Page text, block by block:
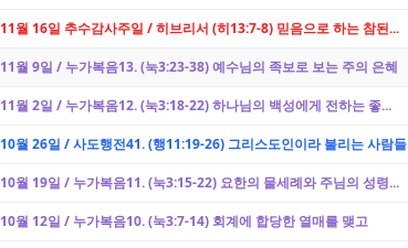
11월 16일 추수감사주일 / 히브리서 (히13:7-8) 믿음으로 하는 참된...
11월 9일 / 누가복음13. (눅3:23-38) 예수님의 족보로 보는 주의 은혜
11월 2일 / 누가복음12. (눅3:18-22) 하나님의 백성에게 전하는 좋...
10월 26일 / 사도행전41. (행11:19-26) 그리스도인이라 불리는 사람들
10월 19일 / 누가복음11. (눅3:15-22) 요한의 물세례와 주님의 성령...
10월 12일 / 누가복음10. (눅3:7-14) 회계에 합당한 열매를 맺고